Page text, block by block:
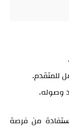
للمتقدم.
وصوله.
من فرصة